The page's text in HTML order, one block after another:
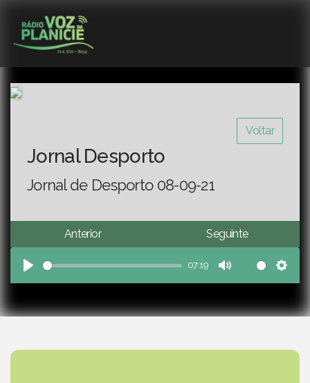
Voltar
Jornal Desporto
Jornal de Desporto 08-09-21
Anterior Seguinte
Play
07:19
Mute